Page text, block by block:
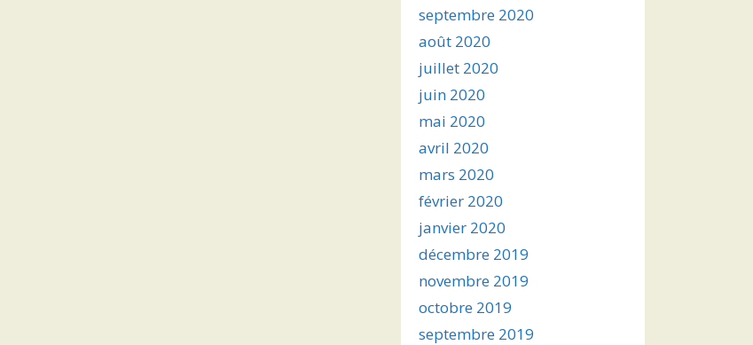
septembre 2020
août 2020
juillet 2020
juin 2020
mai 2020
avril 2020
mars 2020
février 2020
janvier 2020
décembre 2019
novembre 2019
octobre 2019
septembre 2019